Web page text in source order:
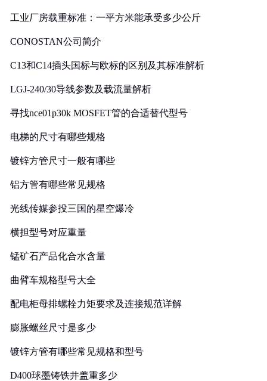
工业厂房载重标准：一平方米能承受多少公斤
CONOSTAN公司简介
C13和C14插头国标与欧标的区别及其标准解析
LGJ-240/30导线参数及载流量解析
寻找nce01p30k MOSFET管的合适替代型号
电梯的尺寸有哪些规格
镀锌方管尺寸一般有哪些
铝方管有哪些常见规格
光线传媒参投三国的星空爆冷
横担型号对应重量
锰矿石产品化合水含量
曲臂车规格型号大全
配电柜母排螺栓力矩要求及连接规范详解
膨胀螺丝尺寸是多少
镀锌方管有哪些常见规格和型号
D400球墨铸铁井盖重多少